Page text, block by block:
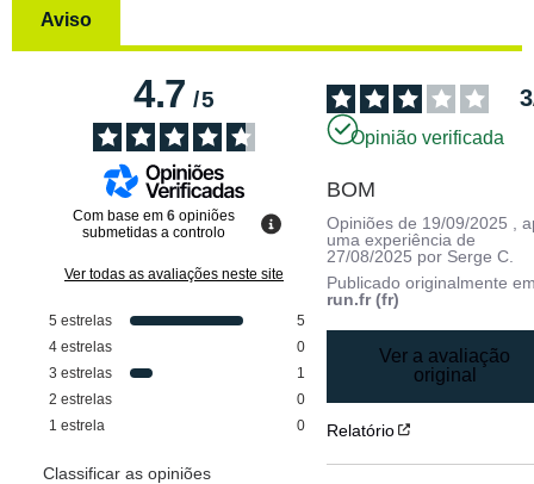
Aviso
4.7/5
Com base em 6 opiniões
submetidas a controlo
Ver todas as avaliações neste site
5 estrelas
5
4 estrelas
0
3 estrelas
1
2 estrelas
0
1 estrela 0
Classificar as opiniões
3
Opinião verificada
BOM
Opiniões de 19/09/2025
,
uma experiência de
27/08/2025 por Serge C.
Publicado originalmente
run.fr (fr)
Ver a avaliação
original
Relatório